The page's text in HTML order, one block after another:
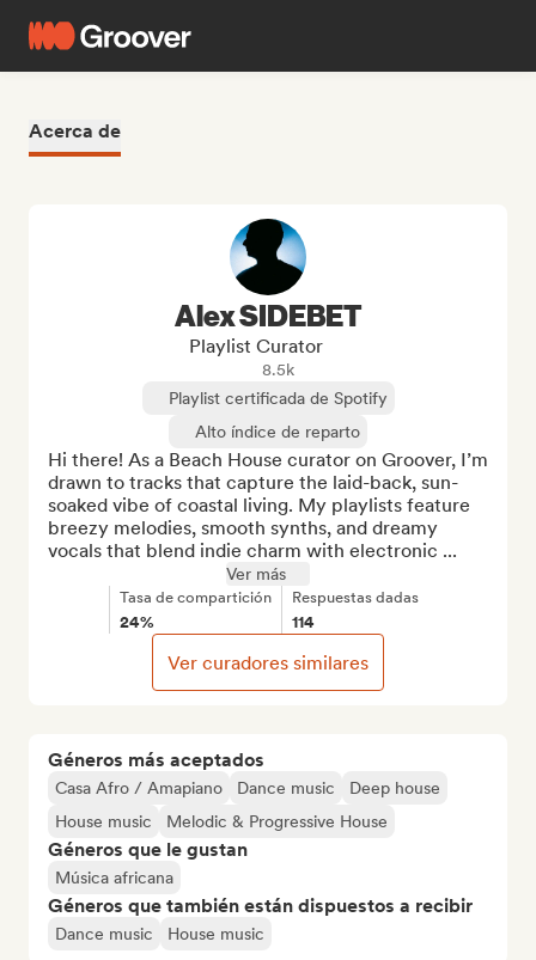
Acerca de
Géneros más aceptados
Casa Afro / Amapiano Dance music
Deep house
House music
Melodic & Progressive House
Géneros que le gustan
Música africana
Géneros que también están dispuestos a recibir
Dance music House music
Alex SIDEBET
Playlist Curator
8.5k
Playlist certificada de Spotify
Alto índice de reparto
Hi there! As a Beach House curator on Groover, I’m
drawn to tracks that capture the laid-back, sun-
soaked vibe of coastal living. My playlists feature
breezy melodies, smooth synths, and dreamy
vocals that blend indie charm with electronic ...
Ver más
Tasa de compartición
24%
Respuestas dadas
114
Ver curadores similares